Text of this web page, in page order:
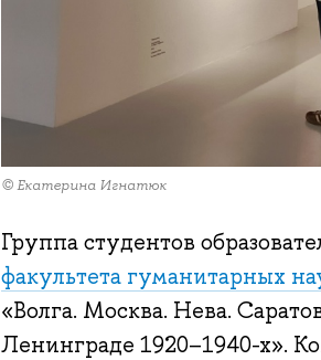
© Екатерина Игнатюк
Группа студентов
факультета гуманитарных
«Волга. Москва. Нева.
Ленинграде 1920–1940-х».